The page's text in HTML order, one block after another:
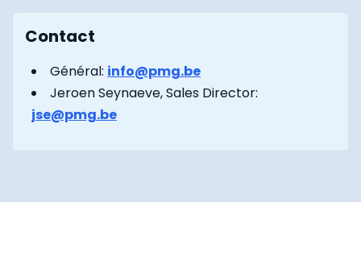
Contact
Général: info@pmg.be
Jeroen Seynaeve, Sales Director:
jse@pmg.be